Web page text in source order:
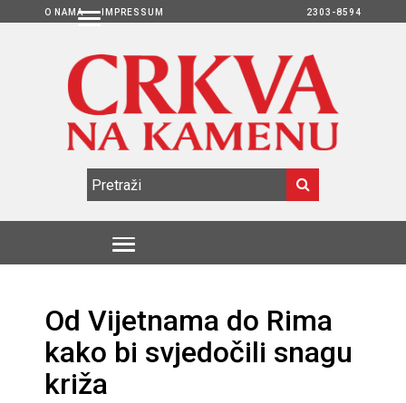
O NAMA IMPRESSUM 2303-8594
Od Vijetnama do Rima
kako bi svjedočili snagu
križa